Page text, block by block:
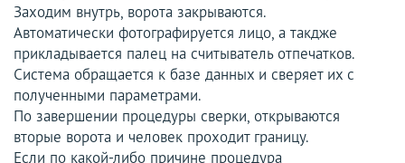
Заходим внутрь, ворота закрываются.
Автоматически фотографируется лицо, а такдже
прикладывается палец на считыватель отпечатков.
Система обращается к базе данных и сверяет их с
полученными параметрами.
По завершении процедуры сверки, открываются
вторые ворота и человек проходит границу.
Если по какой-либо причине процедура